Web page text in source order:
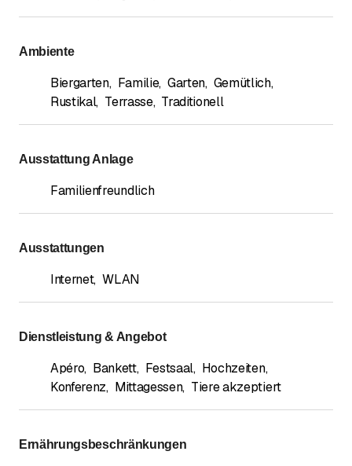
Ambiente
Biergarten, Familie, Garten, Gemütlich,
Rustikal, Terrasse, Traditionell
Ausstattung Anlage
Familienfreundlich
Ausstattungen
Internet, WLAN
Dienstleistung & Angebot
Apéro, Bankett, Festsaal, Hochzeiten,
Konferenz, Mittagessen, Tiere akzeptiert
Ernährungsbeschränkungen